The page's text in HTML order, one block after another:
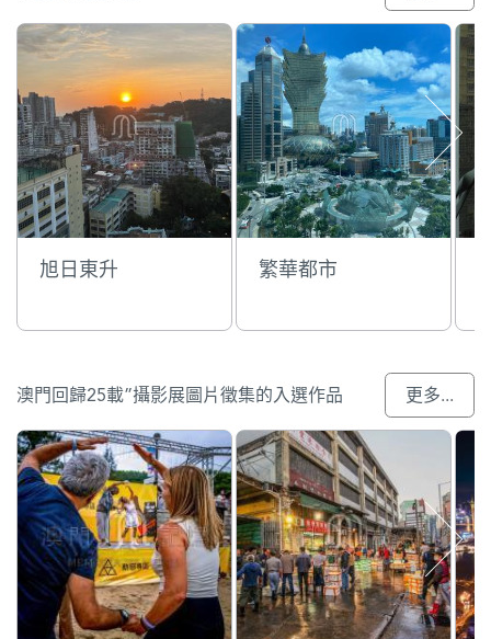
旭日東升 繁華都市
澳門回歸25載”攝影展圖片徵集的入選作品 更多...